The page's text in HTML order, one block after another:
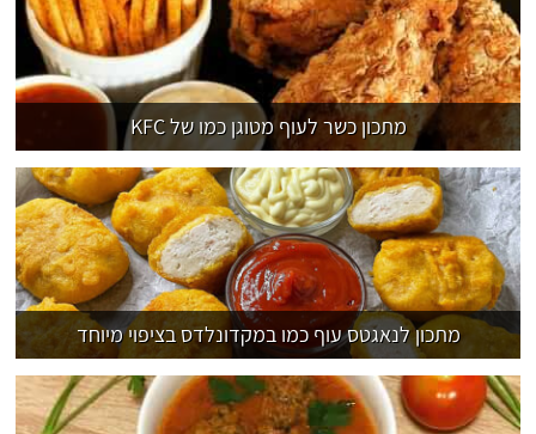
מתכון כשר לעוף מטוגן כמו של KFC
מתכון לנאגטס עוף כמו במקדונלדס בציפוי מיוחד